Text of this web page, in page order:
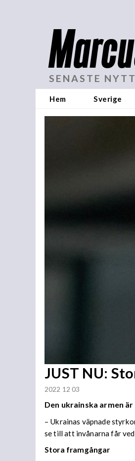
SENASTE
Hem Sverige
JUST NU:
2022 12 03
Den ukrainska armen
– Ukrainas väpnade
se till att invånarna får ved
Stora framgångar